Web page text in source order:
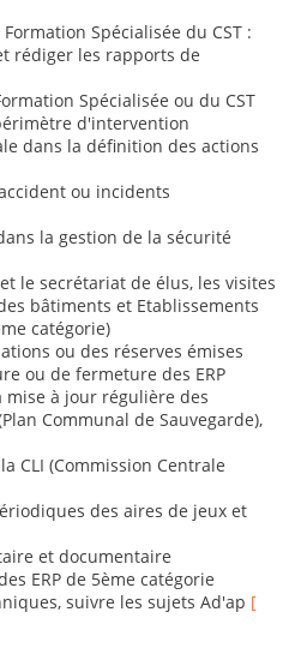
Spécialisée du CST :
rédiger les rapports de
Spécialisée ou du CST
d'intervention
dans la définition des actions
ou incidents
la gestion de la sécurité
le secrétariat de élus, les visites
bâtiments et Etablissements
catégorie)
ou des réserves émises
ou de fermeture des ERP
à jour régulière des
Communal de Sauvegarde),
CLI (Commission Centrale
des aires de jeux et
et documentaire
ERP de 5ème catégorie
suivre les sujets Ad'ap [